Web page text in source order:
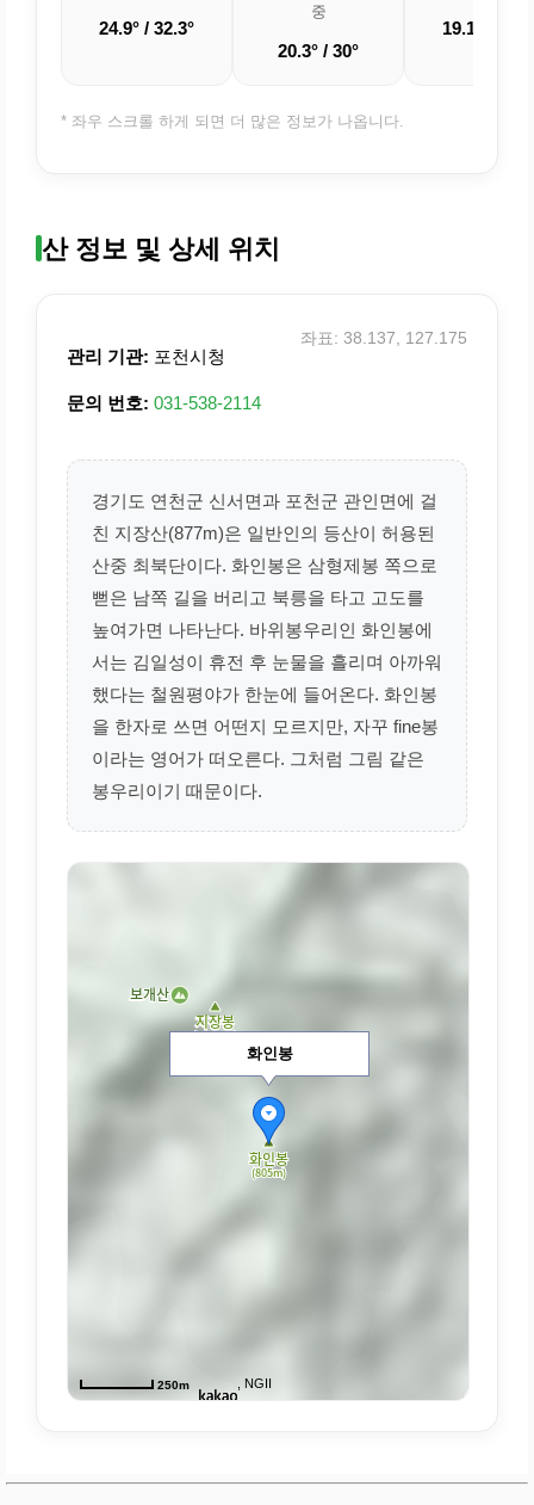
24.9° / 32.3°
중
20.3° / 30°
19.1° /
* 좌우 스크롤 하게 되면 더 많은 정보가 나옵니다.
산 정보 및 상세 위치
관리 기관: 포천시청
문의 번호: 031-538-2114
좌표: 38.137, 127.175
경기도 연천군 신서면과 포천군 관인면에 걸
친 지장산(877m)은 일반인의 등산이 허용된
산중 최북단이다. 화인봉은 삼형제봉 쪽으로
뻗은 남쪽 길을 버리고 북릉을 타고 고도를
높여가면 나타난다. 바위봉우리인 화인봉에
서는 김일성이 휴전 후 눈물을 흘리며 아까워
했다는 철원평야가 한눈에 들어온다. 화인봉
을 한자로 쓰면 어떤지 모르지만, 자꾸 fine봉
이라는 영어가 떠오른다. 그처럼 그림 같은
봉우리이기 때문이다.
화인봉
250m , NGII